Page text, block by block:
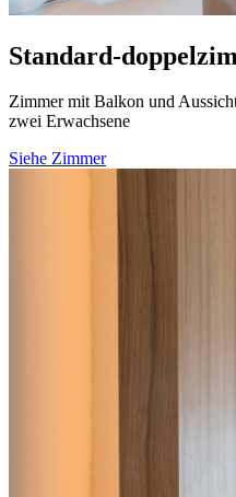
Standard-
Zimmer mit Balkon und
zwei Erwachsene
Siehe Zimmer